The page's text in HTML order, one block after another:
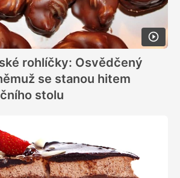
rohlíčky: Osvědčený
se stanou hitem
stolu